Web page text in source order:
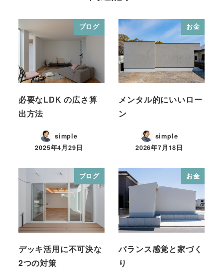
ブログ
必要なLDK の広さ算
出方法
simple
2025年4月29日
お金
メンタル的にいいロー
ン
simple
2026年7月18日
ブログ
デッキ活用に不可決な
2つの対策
お金
バランス感覚と家づく
り